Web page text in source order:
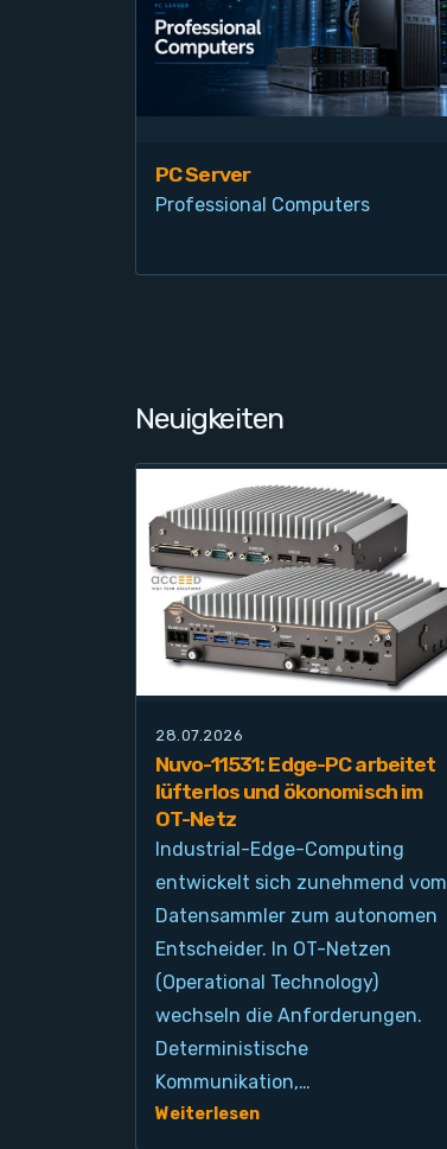
PC Server
Professional Computers
Neuigkeiten
28.07.2026
Nuvo-11531: Edge-PC arbeitet
lüfterlos und ökonomisch im
OT-Netz
Industrial-Edge-Computing
entwickelt sich zunehmend vom
Datensammler zum autonomen
Entscheider. In OT-Netzen
(Operational Technology)
wechseln die Anforderungen.
Deterministische
Kommunikation,…
Weiterlesen